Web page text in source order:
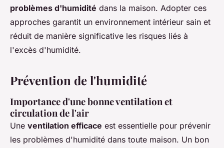
problèmes d'humidité dans la maison. Adopter ces
approches garantit un environnement intérieur sain et
réduit de manière significative les risques liés à
l'excès d'humidité.
Prévention de l'humidité
Importance d'une bonne ventilation et
circulation de l'air
Une ventilation efficace est essentielle pour prévenir
les problèmes d'humidité dans toute maison. Un bon